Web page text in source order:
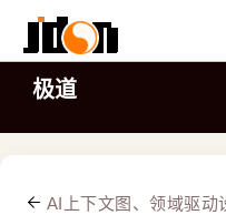
极道
AI上下文图、领域驱动